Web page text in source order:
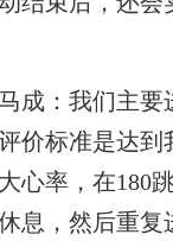
：我们主要
价标准是达
心率，在180
息，然后重复